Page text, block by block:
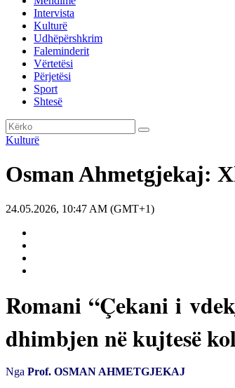
Intervista
Kulturë
Udhëpërshkrim
Faleminderit
Vërtetësi
Përjetësi
Sport
Shtesë
Kulturë
Osman Ahmetgjekaj:
24.05.2026, 10:47 AM (GMT+1)
Romani “Çekani i
dhimbjen në kujtesë
Nga Prof. OSMAN AHMETGJEKAJ